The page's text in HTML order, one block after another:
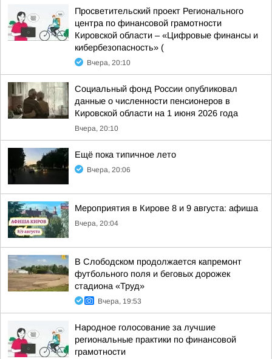
Просветительский проект Регионального
центра по финансовой грамотности
Кировской области – «Цифровые финансы и
кибербезопасность» (
Вчера, 20:10
Социальный фонд России опубликовал
данные о численности пенсионеров в
Кировской области на 1 июня 2026 года
Вчера, 20:10
Ещё пока типичное лето
Вчера, 20:06
Мероприятия в Кирове 8 и 9 августа: афиша
Вчера, 20:04
В Слободском продолжается капремонт
футбольного поля и беговых дорожек
стадиона «Труд»
Вчера, 19:53
Народное голосование за лучшие
региональные практики по финансовой
грамотности